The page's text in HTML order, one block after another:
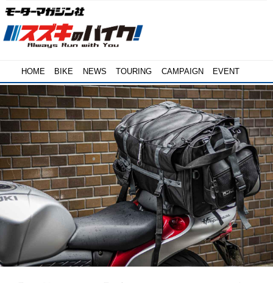
HOME BIKE NEWS TOURING CAMPAIGN EVENT